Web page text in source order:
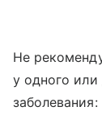
Не
у одного или